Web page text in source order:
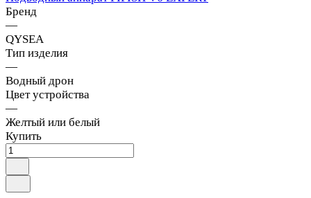
Бренд
—
QYSEA
Тип изделия
—
Водный дрон
Цвет устройства
—
Желтый или белый
Купить